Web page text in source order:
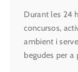
Durant les 24
concursos,
ambient i
begudes per a